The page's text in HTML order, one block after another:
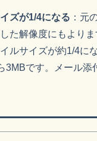
ズが1/4になる ：元
た解像度にもよりま
ルサイズが約1/4に
3MBです。メール添